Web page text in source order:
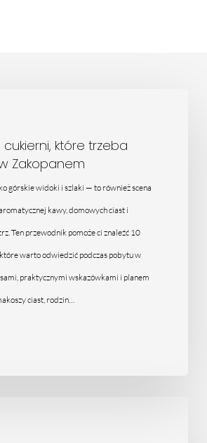
cukierni, które trzeba
Zakopanem
górskie widoki i szlaki — to również scena
kawy, domowych ciast i
Ten przewodnik pomoże ci znaleźć 10
warto odwiedzić podczas pobytu w
praktycznymi wskazówkami i planem
ciast, rodzin…